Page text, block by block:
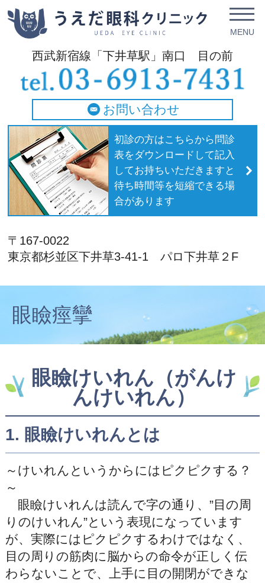
西武新宿線「下井草駅」南口 目の前
お問い合わせ
初診の方はこちらから問診
表をダウンロードして記入
してお持ちいただきますと
待ち時間等を短縮できる場
合があります
〒167-0022
東京都杉並区下井草3-41-1 パロ下井草２F
眼瞼痙攣
眼瞼けいれん（がんけ
んけいれん）
1. 眼瞼けいれんとは
～けいれんというからにはピクピクする？
～
眼瞼けいれんは読んで字の通り、”目の周
りのけいれん”という表現になっています
が、実際にはピクピクするわけではなく、
目の周りの筋肉に脳からの命令が正しく伝
わらないことで、上手に目の開閉ができな